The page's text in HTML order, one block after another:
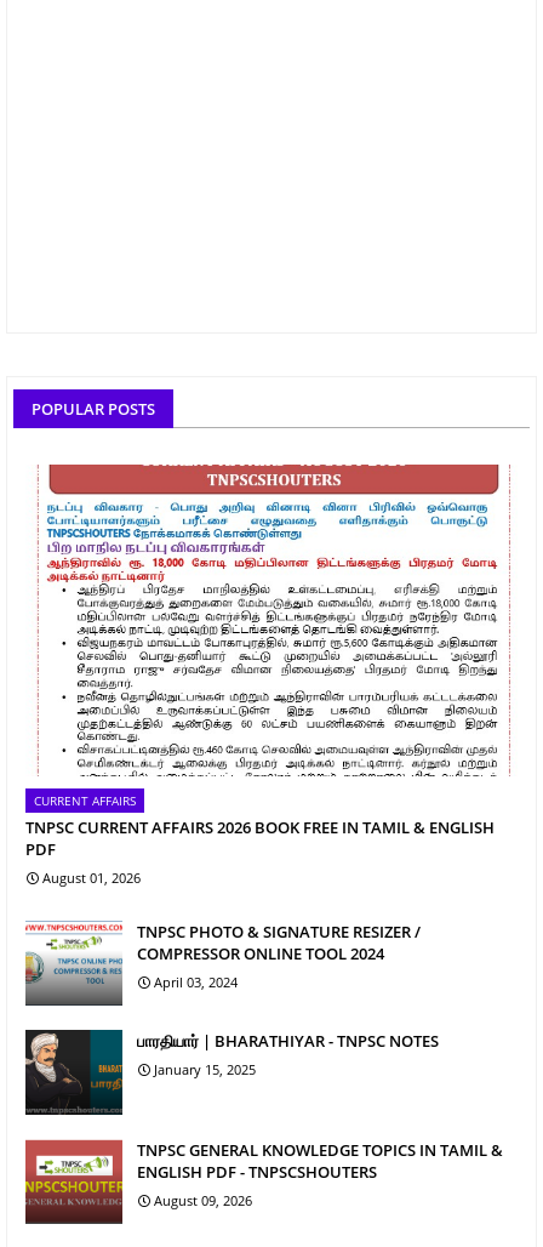
POPULAR POSTS
CURRENT AFFAIRS
TNPSC CURRENT AFFAIRS 2026 BOOK FREE IN TAMIL & ENGLISH
PDF
August 01, 2026
TNPSC PHOTO & SIGNATURE RESIZER /
COMPRESSOR ONLINE TOOL 2024
April 03, 2024
பாரதியார் | BHARATHIYAR - TNPSC NOTES
January 15, 2025
TNPSC GENERAL KNOWLEDGE TOPICS IN TAMIL &
ENGLISH PDF - TNPSCSHOUTERS
August 09, 2026